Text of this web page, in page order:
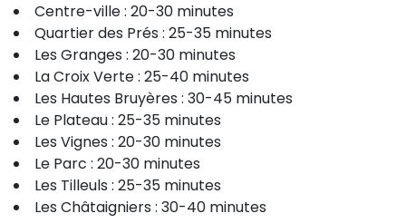
Centre-ville : 20-30 minutes
Quartier des Prés : 25-35 minutes
Les Granges : 20-30 minutes
La Croix Verte : 25-40 minutes
Les Hautes Bruyères : 30-45 minutes
Le Plateau : 25-35 minutes
Les Vignes : 20-30 minutes
Le Parc : 20-30 minutes
Les Tilleuls : 25-35 minutes
Les Châtaigniers : 30-40 minutes